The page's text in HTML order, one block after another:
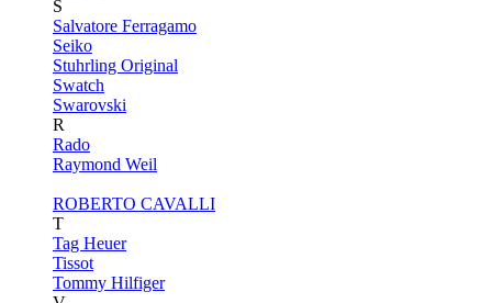
S
Salvatore Ferragamo
Seiko
Stuhrling Original
Swatch
Swarovski
R
Rado
Raymond Weil
ROBERTO CAVALLI
T
Tag Heuer
Tissot
Tommy Hilfiger